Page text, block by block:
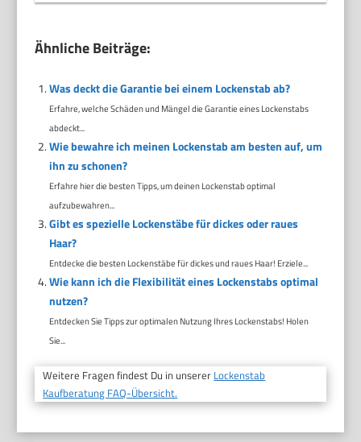
Ähnliche Beiträge:
Was deckt die Garantie bei einem Lockenstab ab?
Erfahre, welche Schäden und Mängel die Garantie eines Lockenstabs
abdeckt...
Wie bewahre ich meinen Lockenstab am besten auf, um
ihn zu schonen?
Erfahre hier die besten Tipps, um deinen Lockenstab optimal
aufzubewahren...
Gibt es spezielle Lockenstäbe für dickes oder raues
Haar?
Entdecke die besten Lockenstäbe für dickes und raues Haar! Erziele...
Wie kann ich die Flexibilität eines Lockenstabs optimal
nutzen?
Entdecken Sie Tipps zur optimalen Nutzung Ihres Lockenstabs! Holen
Sie...
Weitere Fragen findest Du in unserer Lockenstab
Kaufberatung FAQ-Übersicht.